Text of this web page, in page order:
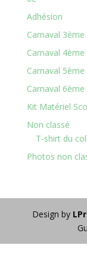
Adhésion
Carnaval 3ème
Carnaval 4ème
Carnaval 5ème
Carnaval 6ème
Kit Matériel
Non classé
T-shirt du
Photos non
Design by